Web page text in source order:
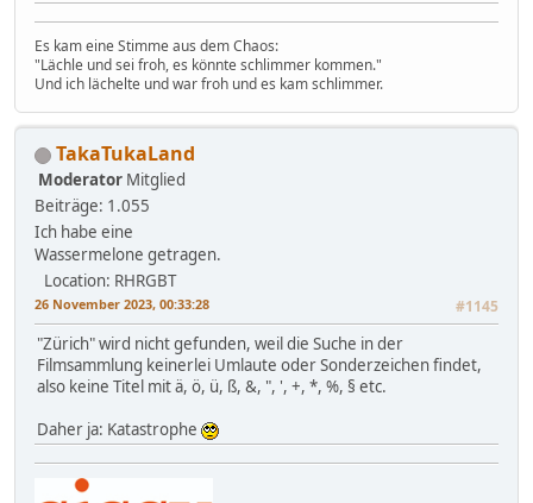
Es kam eine Stimme aus dem Chaos:
"Lächle und sei froh, es könnte schlimmer kommen."
Und ich lächelte und war froh und es kam schlimmer.
TakaTukaLand
Moderator Mitglied
Beiträge: 1.055
Ich habe eine
Wassermelone getragen.
Location: RHRGBT
26 November 2023, 00:33:28 #1145
"Zürich" wird nicht gefunden, weil die Suche in der
Filmsammlung keinerlei Umlaute oder Sonderzeichen findet,
also keine Titel mit ä, ö, ü, ß, &, ", ', +, *, %, § etc.
Daher ja: Katastrophe